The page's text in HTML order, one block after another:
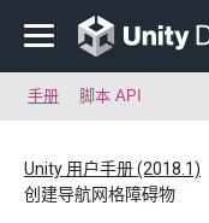
手册 脚本 API
Unity 用户手册 (2018.1)
创建导航网格障碍物